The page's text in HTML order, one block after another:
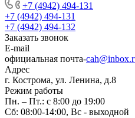
+7 (4942) 494-131
+7 (4942) 494-131
+7 (4942) 494-132
Заказать звонок
E-mail
официальная почта-
Адрес
г. Кострома, ул. Ленина, д.8
Режим работы
Пн. – Пт.: с 8:00 до 19:00
Сб: 08:00-14:00, Вс - выходной